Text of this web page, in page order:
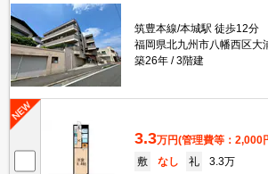
筑豊本線/本城駅 徒歩12分
福岡県北九州市八幡西区大
築26年
3階建
3.3万円(管理費等：2,000
敷
なし 礼
3.3万